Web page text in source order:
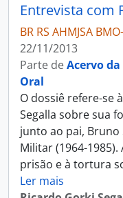
Entrevista com
BR RS AHMJSA
22/11/2013
Parte deAcervo
Oral
O dossiê refere-se
Segalla sobre sua
junto ao pai, Bruno
Militar (1964-
prisão e à tortura
Ler mais